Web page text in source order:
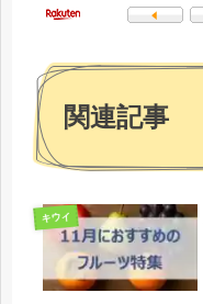
関連記事
キウイ